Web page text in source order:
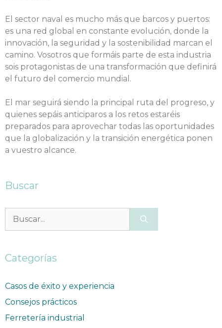
El sector naval es mucho más que barcos y puertos:
es una red global en constante evolución, donde la
innovación, la seguridad y la sostenibilidad marcan el
camino. Vosotros que formáis parte de esta industria
sois protagonistas de una transformación que definirá
el futuro del comercio mundial.
El mar seguirá siendo la principal ruta del progreso, y
quienes sepáis anticiparos a los retos estaréis
preparados para aprovechar todas las oportunidades
que la globalización y la transición energética ponen
a vuestro alcance.
Buscar
Categorías
Casos de éxito y experiencia
Consejos prácticos
Ferretería industrial